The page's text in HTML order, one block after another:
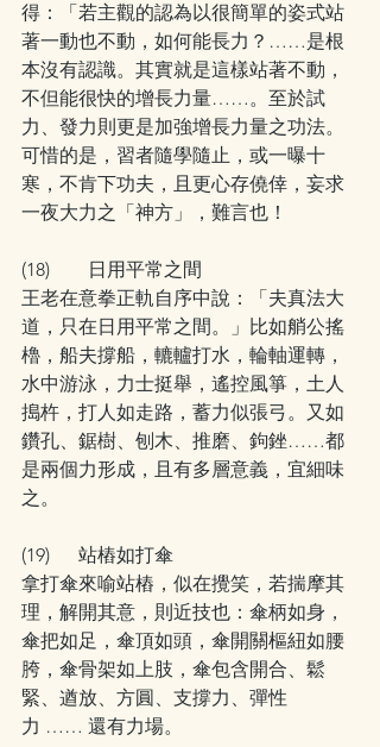
得：「若主觀的認為以很簡單的姿式站
著一動也不動，如何能長力？……是根
本沒有認識。其實就是這樣站著不動，
不但能很快的增長力量……。至於試
力、發力則更是加強增長力量之功法。
可惜的是，習者隨學隨止，或一曝十
寒，不肯下功夫，且更心存僥倖，妄求
一夜大力之「神方」，難言也！
(18)        日用平常之間
王老在意拳正軌自序中說：「夫真法大
道，只在日用平常之間。」比如艄公搖
櫓，船夫撐船，轆轤打水，輪軸運轉，
水中游泳，力士挺舉，遙控風箏，土人
搗杵，打人如走路，蓄力似張弓。又如
鑽孔、鋸樹、刨木、推磨、鉤銼……都
是兩個力形成，且有多層意義，宜細味
之。
(19)      站樁如打傘
拿打傘來喻站樁，似在攪笑，若揣摩其
理，解開其意，則近技也：傘柄如身，
傘把如足，傘頂如頭，傘開關樞紐如腰
胯，傘骨架如上肢，傘包含開合、鬆
緊、遒放、方圓、支撐力、彈性
力 …… 還有力場。